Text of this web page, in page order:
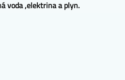
voda ,elektrina a plyn.